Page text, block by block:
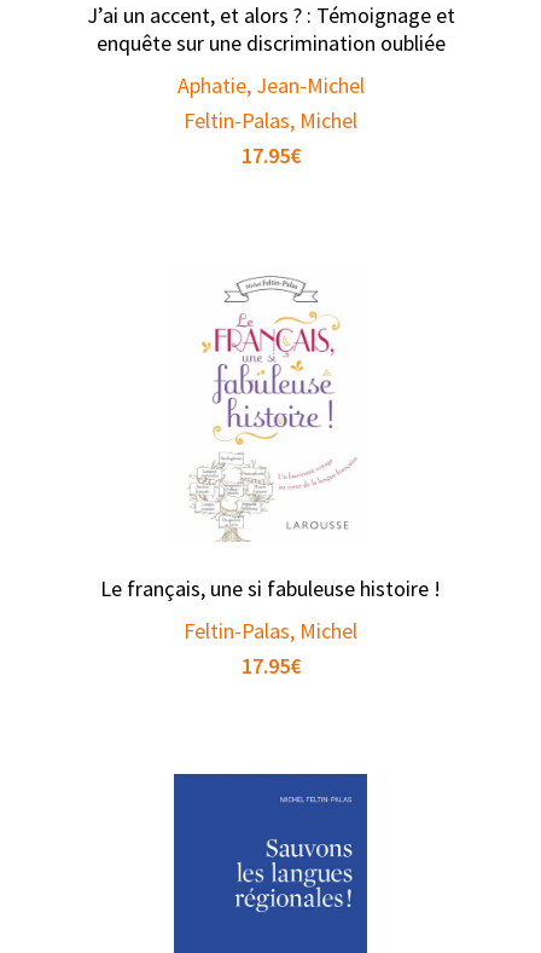
J’ai un accent, et alors ? : Témoignage et
enquête sur une discrimination oubliée
Aphatie, Jean-Michel
Feltin-Palas, Michel
17.95€
Le français, une si fabuleuse histoire !
Feltin-Palas, Michel
17.95€